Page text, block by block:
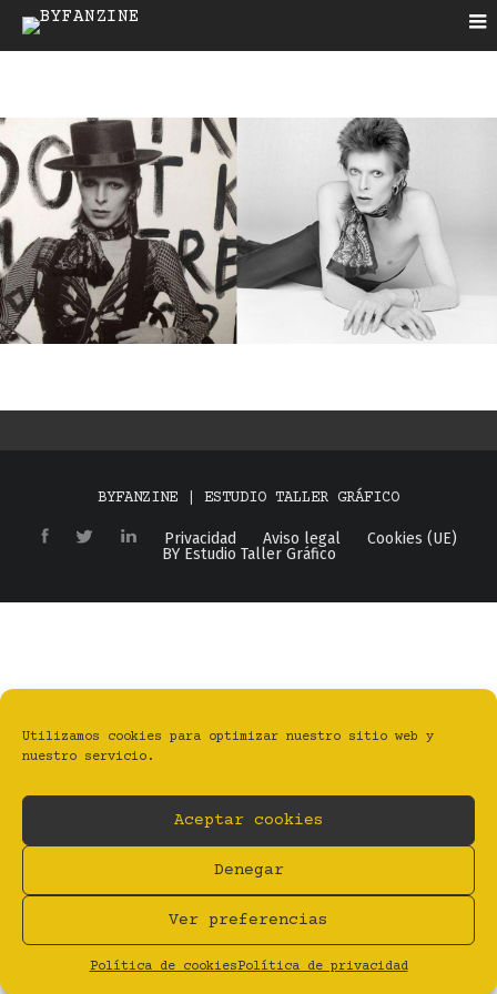
Utilizamos cookies para optimizar nuestro sitio web y
nuestro servicio.
Aceptar cookies
Denegar
Ver preferencias
Política de cookiesPolítica de privacidad
BYFANZINE | ESTUDIO TALLER GRÁFICO
Privacidad Aviso legal
Cookies (UE)
BY Estudio Taller Gráfico